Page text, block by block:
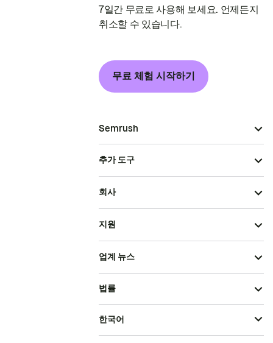
7일간 무료로 사용해 보세요. 언제든지
취소할 수 있습니다.
무료 체험 시작하기
Semrush
추가 도구
회사
지원
업계 뉴스
법률
한국어